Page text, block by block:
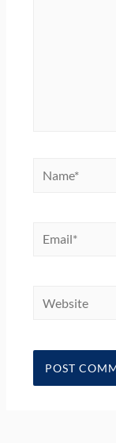
Name*
Email*
Website